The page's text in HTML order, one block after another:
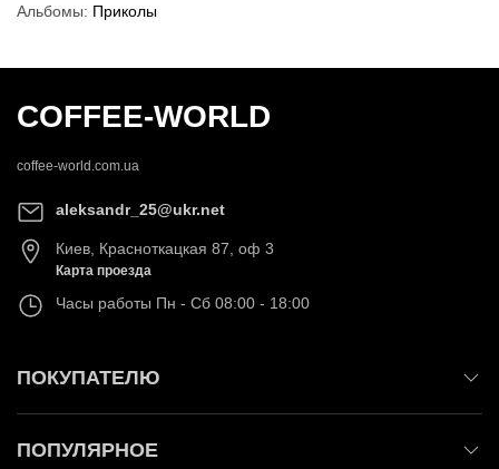
Альбомы: Приколы
COFFEE-WORLD
coffee-world.com.ua
aleksandr_25@ukr.net
Киев Красноткацкая 87, оф 3
Карта проезда
Часы работы Пн - Сб 08:00 - 18:00
ПОКУПАТЕЛЮ
ПОПУЛЯРНОЕ